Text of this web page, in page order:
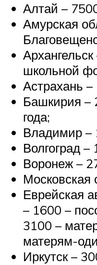
Алтай –
Амурская
школьной
Астрахань
Башкирия –
года;
Владимир –
Волгоград –
Воронеж –
Московская
Еврейская
– 1600 –
3100 –
матерям-
Иркутск –